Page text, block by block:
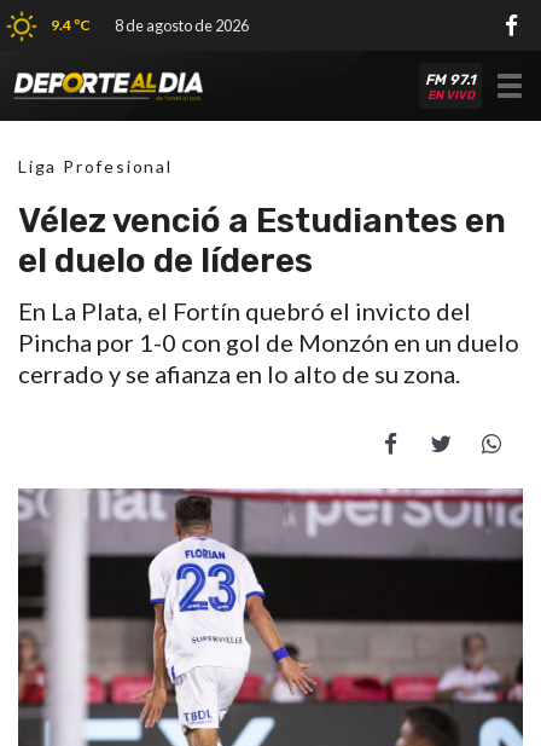
9.4 ºC 8 de agosto de 2026
FM 97.1
EN VIVO
Liga Profesional
Vélez venció a Estudiantes en
el duelo de líderes
En La Plata, el Fortín quebró el invicto del
Pincha por 1-0 con gol de Monzón en un duelo
cerrado y se afianza en lo alto de su zona.